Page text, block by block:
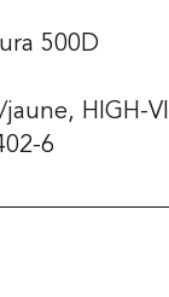
500D
HIGH-
6